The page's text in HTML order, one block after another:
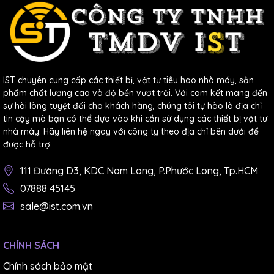
5. Cách sử dụng Panme điện tử đo
ngoài
Khi đo, dùng tay trái cầm Panme, đồng thời tay phải vặn
cho đầu đo đến gần tiếp xúc với chi tiết cần đo đúng áp
lực đo. Tiếp theo, giữ cho đường tâm của 2 mỏ đo trùng
trí đo thì vặn đai ốc hãm để cố định đầu đo động trước
rồi mới lấy Panme ra.
IST chuyên cung cấp các thiết bị, vật tư tiêu hao nhà máy, sản
phẩm chất lượng cao và độ bền vượt trội. Với cam kết mang đến
sự hài lòng tuyệt đối cho khách hàng, chúng tôi tự hào là địa chỉ
tin cậy mà bạn có thể dựa vào khi cần sử dụng các thiết bị vật tư
nhà máy. Hãy liên hệ ngay với công ty theo địa chỉ bên dưới để
được hỗ trợ.
111 Đường D3, KDC Nam Long, P.Phước Long, Tp.HCM
07888 45145
sale@ist.com.vn
CHÍNH SÁCH
Chính sách bảo mật